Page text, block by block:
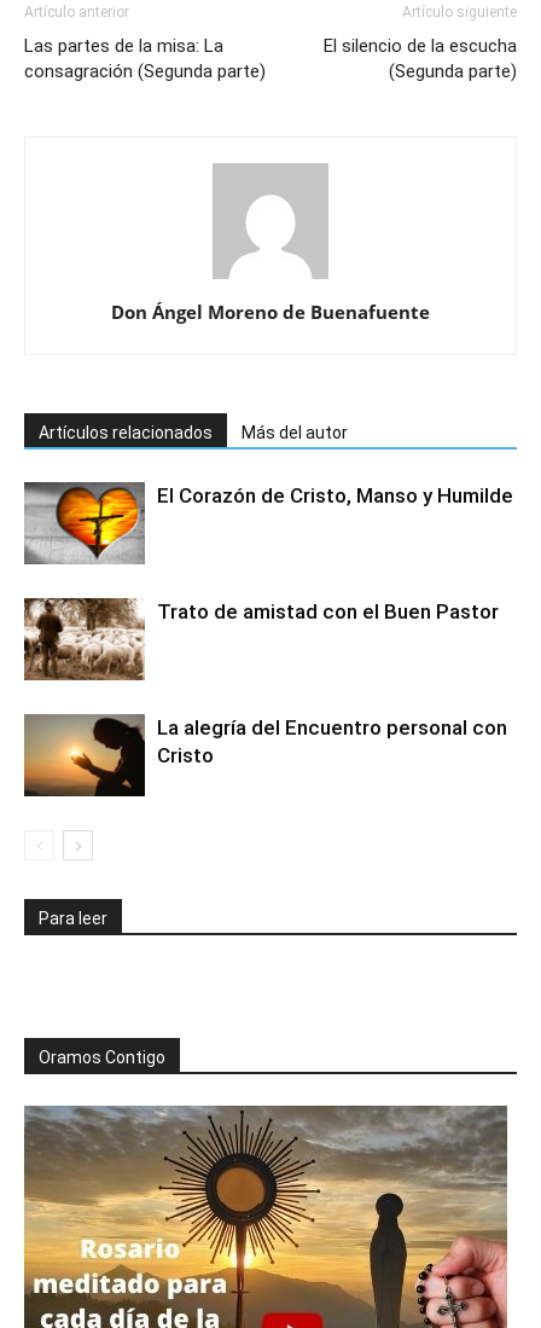
Artículo anterior
Las partes de la misa: La
consagración (Segunda parte)
Artículo siguiente
El silencio de la escucha
(Segunda parte)
Don Ángel Moreno de Buenafuente
Artículos relacionados Más del autor
El Corazón de Cristo, Manso y Humilde
Trato de amistad con el Buen Pastor
La alegría del Encuentro personal con
Cristo
Para leer
Oramos Contigo